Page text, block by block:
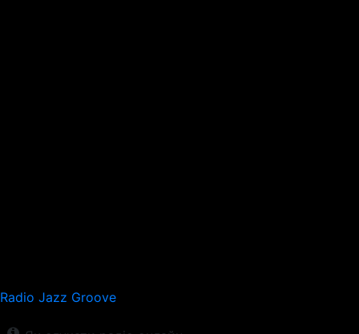
Radio Jazz Groove